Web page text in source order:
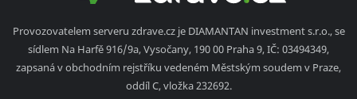
Provozovatelem serveru zdrave.cz je DIAMANTAN investment s.r.o., se
sídlem Na Harfě 916/9a, Vysočany, 190 00 Praha 9, IČ: 03494349,
zapsaná v obchodním rejstříku vedeném Městským soudem v Praze,
oddíl C, vložka 232692.